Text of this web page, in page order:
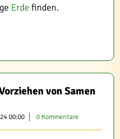
Erde finden.
von Samen
00:00 0 Kommentare